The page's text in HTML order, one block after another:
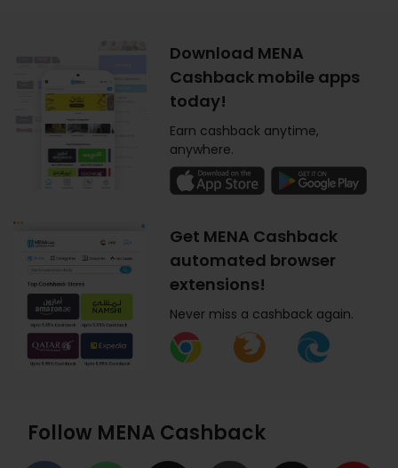
Download MENA
Cashback mobile apps
today!
Earn cashback anytime,
anywhere.
Get MENA Cashback
automated browser
extensions!
Never miss a cashback again.
Follow MENA Cashback